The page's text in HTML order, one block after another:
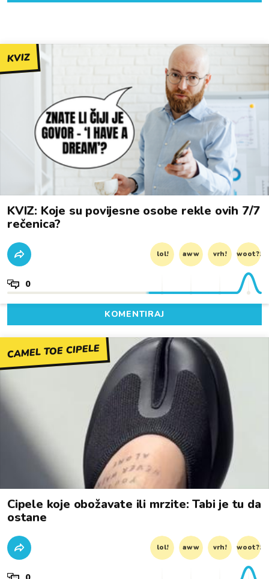
KVIZ
KVIZ: Koje su povijesne osobe rekle ovih 7/7
rečenica?
lol! aww vrh! woot?!
0
KOMENTIRAJ
CAMEL TOE CIPELE
Cipele koje obožavate ili mrzite: Tabi je tu da
ostane
lol! aww vrh! woot?!